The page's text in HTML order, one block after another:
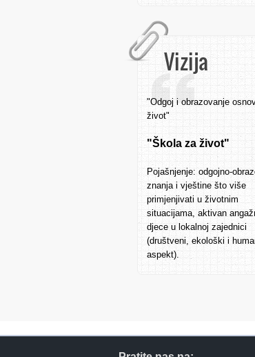
Vizija
"Odgoj i obrazovanje
život"
"Škola za život"
Pojašnjenje: odgojno-
znanja i vještine što više
primjenjivati u životnim
situacijama, aktivan
djece u lokalnoj zajednici
(društveni, ekološki i
aspekt).